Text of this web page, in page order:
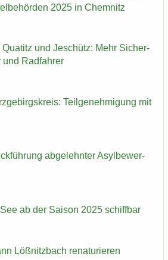
2025 in Chem­nitz
Qua­titz und Je­schütz: Mehr Si­cher­
und Rad­fah­rer
Teil­ge­neh­mi­gung mit
ab­ge­lehn­ter Asyl­be­wer­
ab der Sai­son 2025 schiff­bar
Löß­nitz­bach re­na­tu­rie­ren